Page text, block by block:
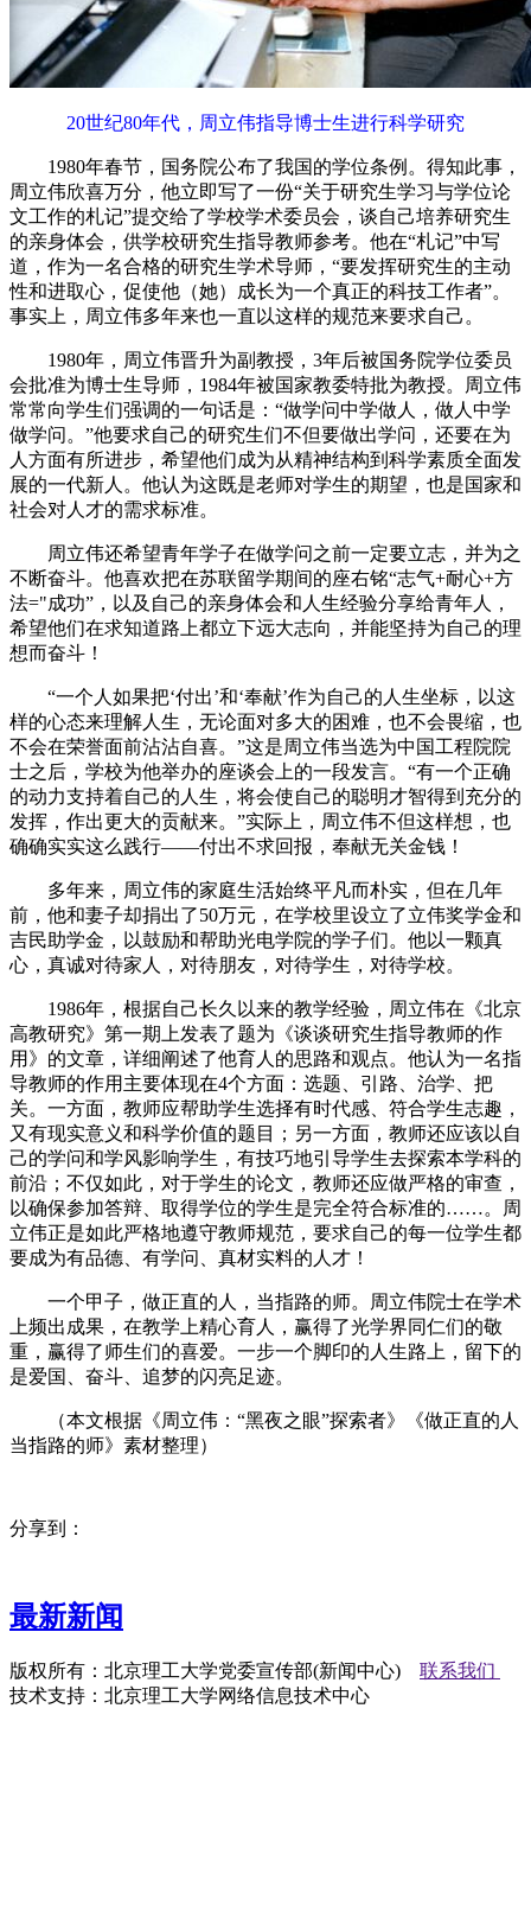
20世纪80年代，周立伟指导博士生进行科学研究
1980年春节，国务院公布了我国的学位条例。得知此事，
周立伟欣喜万分，他立即写了一份“关于研究生学习与学位论
文工作的札记”提交给了学校学术委员会，谈自己培养研究生
的亲身体会，供学校研究生指导教师参考。他在“札记”中写
道，作为一名合格的研究生学术导师，“要发挥研究生的主动
性和进取心，促使他（她）成长为一个真正的科技工作者”。
事实上，周立伟多年来也一直以这样的规范来要求自己。
1980年，周立伟晋升为副教授，3年后被国务院学位委员
会批准为博士生导师，1984年被国家教委特批为教授。周立伟
常常向学生们强调的一句话是：“做学问中学做人，做人中学
做学问。”他要求自己的研究生们不但要做出学问，还要在为
人方面有所进步，希望他们成为从精神结构到科学素质全面发
展的一代新人。他认为这既是老师对学生的期望，也是国家和
社会对人才的需求标准。
周立伟还希望青年学子在做学问之前一定要立志，并为之
不断奋斗。他喜欢把在苏联留学期间的座右铭“志气+耐心+方
法="成功”，以及自己的亲身体会和人生经验分享给青年人，
希望他们在求知道路上都立下远大志向，并能坚持为自己的理
想而奋斗！
“一个人如果把‘付出’和‘奉献’作为自己的人生坐标，以这
样的心态来理解人生，无论面对多大的困难，也不会畏缩，也
不会在荣誉面前沾沾自喜。”这是周立伟当选为中国工程院院
士之后，学校为他举办的座谈会上的一段发言。“有一个正确
的动力支持着自己的人生，将会使自己的聪明才智得到充分的
发挥，作出更大的贡献来。”实际上，周立伟不但这样想，也
确确实实这么践行——付出不求回报，奉献无关金钱！
多年来，周立伟的家庭生活始终平凡而朴实，但在几年
前，他和妻子却捐出了50万元，在学校里设立了立伟奖学金和
吉民助学金，以鼓励和帮助光电学院的学子们。他以一颗真
心，真诚对待家人，对待朋友，对待学生，对待学校。
1986年，根据自己长久以来的教学经验，周立伟在《北京
高教研究》第一期上发表了题为《谈谈研究生指导教师的作
用》的文章，详细阐述了他育人的思路和观点。他认为一名指
导教师的作用主要体现在4个方面：选题、引路、治学、把
关。一方面，教师应帮助学生选择有时代感、符合学生志趣，
又有现实意义和科学价值的题目；另一方面，教师还应该以自
己的学问和学风影响学生，有技巧地引导学生去探索本学科的
前沿；不仅如此，对于学生的论文，教师还应做严格的审查，
以确保参加答辩、取得学位的学生是完全符合标准的……。周
立伟正是如此严格地遵守教师规范，要求自己的每一位学生都
要成为有品德、有学问、真材实料的人才！
一个甲子，做正直的人，当指路的师。周立伟院士在学术
上频出成果，在教学上精心育人，赢得了光学界同仁们的敬
重，赢得了师生们的喜爱。一步一个脚印的人生路上，留下的
是爱国、奋斗、追梦的闪亮足迹。
（本文根据《周立伟：“黑夜之眼”探索者》《做正直的人
当指路的师》素材整理）
分享到：
最新新闻
版权所有：北京理工大学党委宣传部(新闻中心) 联系我们
技术支持：北京理工大学网络信息技术中心